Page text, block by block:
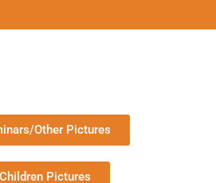
Other Pictures
Children Pictures